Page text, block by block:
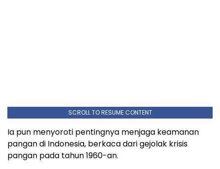
SCROLL TO RESUME CONTENT
Ia pun menyoroti pentingnya menjaga keamanan
pangan di Indonesia, berkaca dari gejolak krisis
pangan pada tahun 1960-an.